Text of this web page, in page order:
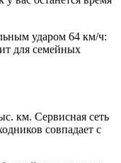
ударом 64 км/ч:
для семейных
км. Сервисная сеть
совпадает с